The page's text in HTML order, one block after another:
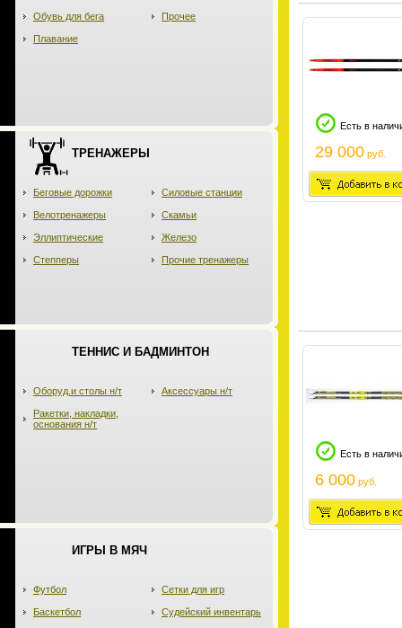
Обувь для бега
Плавание
Прочее
ТРЕНАЖЕРЫ
Беговые дорожки
Велотренажеры
Эллиптические
Степперы
Силовые станции
Скамьи
Железо
Прочие тренажеры
ТЕННИС И БАДМИНТОН
Оборуд.и столы н/т
Ракетки, накладки,
основания н/т
Аксессуары н/т
ИГРЫ В МЯЧ
Футбол
Баскетбол
Сетки для игр
Судейский инвентарь
Есть в
29 000 руб.
Есть в
6 000 руб.